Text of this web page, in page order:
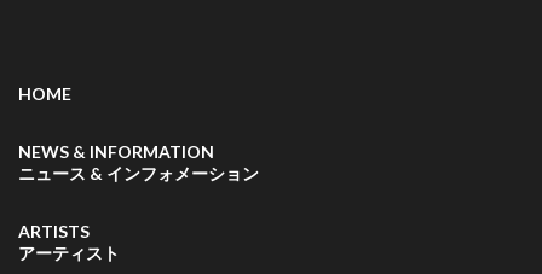
HOME
NEWS & INFORMATION
ニュース & インフォメーション
ARTISTS
アーティスト